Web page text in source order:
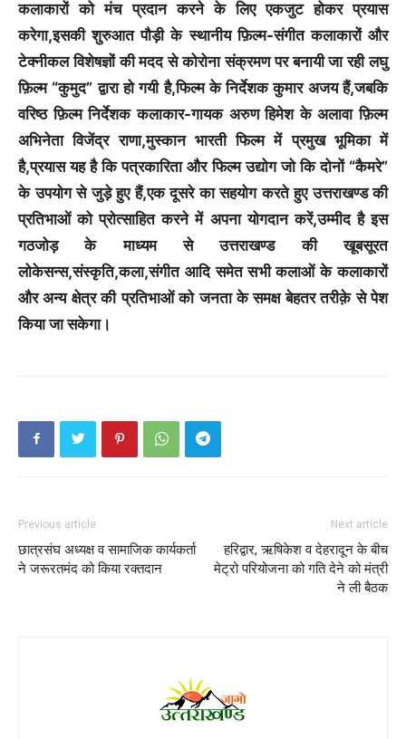
कलाकारों को मंच प्रदान करने के लिए एकजुट होकर प्रयास
करेगा,इसकी शुरुआत पौड़ी के स्थानीय फ़िल्म-संगीत कलाकारों और
टेक्नीकल विशेषज्ञों की मदद से कोरोना संक्रमण पर बनायी जा रही लघु
फ़िल्म “कुमुद” द्वारा हो गयी है,फिल्म के निर्देशक कुमार अजय हैं,जबकि
वरिष्ठ फ़िल्म निर्देशक कलाकार-गायक अरुण हिमेश के अलावा फ़िल्म
अभिनेता विजेंद्र राणा,मुस्कान भारती फिल्म में प्रमुख भूमिका में
है,प्रयास यह है कि पत्रकारिता और फिल्म उद्योग जो कि दोनों “कैमरे”
के उपयोग से जुड़े हुए हैं,एक दूसरे का सहयोग करते हुए उत्तराखण्ड की
प्रतिभाओं को प्रोत्साहित करने में अपना योगदान करें,उम्मीद है इस
गठजोड़ के माध्यम से उत्तराखण्ड की खूबसूरत
लोकेसन्स,संस्कृति,कला,संगीत आदि समेत सभी कलाओं के कलाकारों
और अन्य क्षेत्र की प्रतिभाओं को जनता के समक्ष बेहतर तरीक़े से पेश
किया जा सकेगा।
Previous article
छात्रसंघ अध्यक्ष व सामाजिक कार्यकर्ता
ने जरूरतमंद को किया रक्तदान
Next article
हरिद्वार, ऋषिकेश व देहरादून के बीच
मेट्रो परियोजना को गति देने को मंत्री
ने ली बैठक